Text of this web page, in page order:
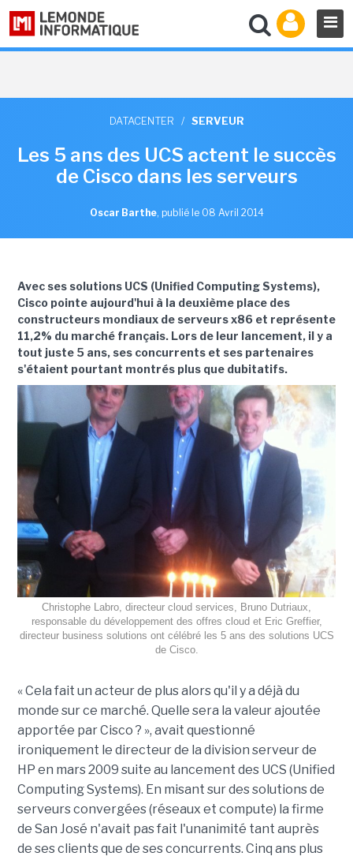
DATACENTER / SERVEUR
Les 5 ans des UCS actent le succès
de Cisco dans les serveurs
Oscar Barthe, publié le 08 Avril 2014
Avec ses solutions UCS (Unified Computing Systems),
Cisco pointe aujourd'hui à la deuxième place des
constructeurs mondiaux de serveurs x86 et représente
11,2% du marché français. Lors de leur lancement, il y a
tout juste 5 ans, ses concurrents et ses partenaires
s'étaient pourtant montrés plus que dubitatifs.
Christophe Labro, directeur cloud services, Bruno Dutriaux,
responsable du développement des offres cloud et Eric Greffier,
directeur business solutions ont célébré les 5 ans des solutions UCS
de Cisco.
« Cela fait un acteur de plus alors qu'il y a déjà du
monde sur ce marché. Quelle sera la valeur ajoutée
apportée par Cisco ? », avait questionné
ironiquement le directeur de la division serveur de
HP en mars 2009 suite au lancement des UCS (Unified
Computing Systems). En misant sur des solutions de
serveurs convergées (réseaux et compute) la firme
de San José n'avait pas fait l'unanimité tant auprès
de ses clients que de ses concurrents. Cinq ans plus